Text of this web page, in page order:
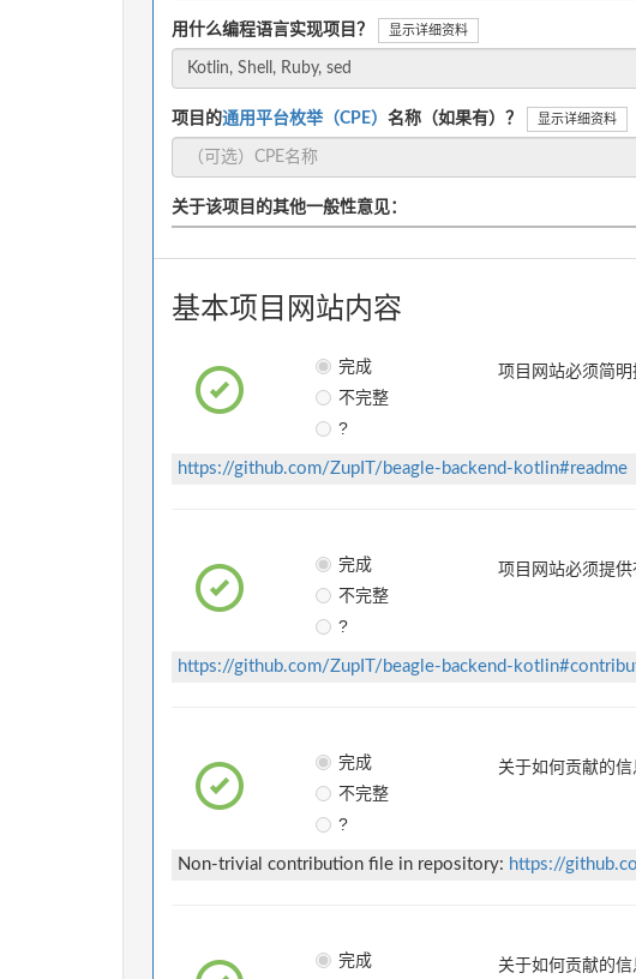
用什么编程语言实现项目？ 显示详细资料
项目的通用平台枚举（CPE） 名称（如果有）？ 显示详细资料
关于该项目的其他一般性意见：
基本项目网站内容
完成
不完整
?
项目网站必须简
https://github.com/ZupIT/beagle-backend-kotlin#readme
完成
不完整
?
项目网站必须提
https://github.com/ZupIT/beagle-backend-
完成
不完整
?
关于如何贡献的
Non-trivial contribution file in repository: https://
完成
关于如何贡献的